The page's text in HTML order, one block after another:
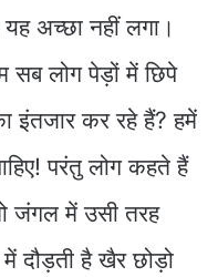
अच्छा नहीं लगा।
सब लोग पेड़ों में छिपे
इंतजार कर रहे हैं? हमें
परंतु लोग कहते हैं
जंगल में उसी तरह
दौड़ती है खैर छोड़ो